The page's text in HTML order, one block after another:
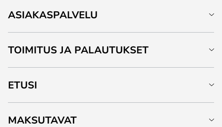
ASIAKASPALVELU
TOIMITUS JA PALAUTUKSET
ETUSI
MAKSUTAVAT